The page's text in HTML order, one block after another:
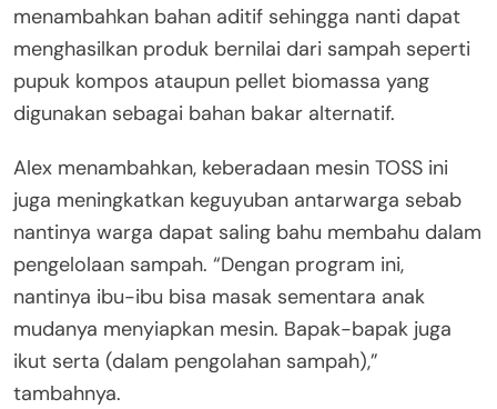
menambahkan bahan aditif sehingga nanti dapat
menghasilkan produk bernilai dari sampah seperti
pupuk kompos ataupun pellet biomassa yang
digunakan sebagai bahan bakar alternatif.
Alex menambahkan, keberadaan mesin TOSS ini
juga meningkatkan keguyuban antarwarga sebab
nantinya warga dapat saling bahu membahu dalam
pengelolaan sampah. “Dengan program ini,
nantinya ibu-ibu bisa masak sementara anak
mudanya menyiapkan mesin. Bapak-bapak juga
ikut serta (dalam pengolahan sampah),”
tambahnya.